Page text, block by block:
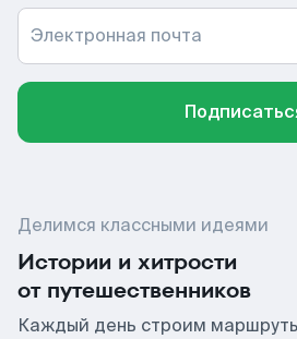
Электронная почта
Делимся классными идеями
Истории и хитрости
от путешественников
Каждый день строим